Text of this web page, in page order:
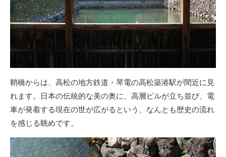
鞘橋からは、高松の地方鉄道・琴電の高松築港駅が間近に見
れます。日本の伝統的な美の奥に、高層ビルが立ち並び、電
車が発着する現在の世が広がるという、なんとも歴史の流れ
を感じる眺めです。